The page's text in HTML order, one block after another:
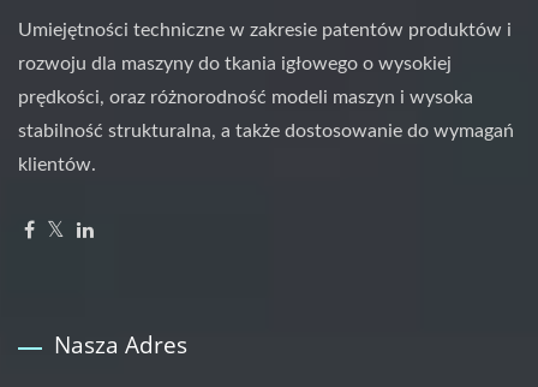
Umiejętności techniczne w zakresie patentów produktów i
rozwoju dla maszyny do tkania igłowego o wysokiej
prędkości, oraz różnorodność modeli maszyn i wysoka
stabilność strukturalna, a także dostosowanie do wymagań
klientów.
Nasza Adres